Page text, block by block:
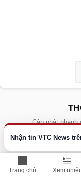
Trang chủ Xem
Nhận tin VTC News
Cập nhật